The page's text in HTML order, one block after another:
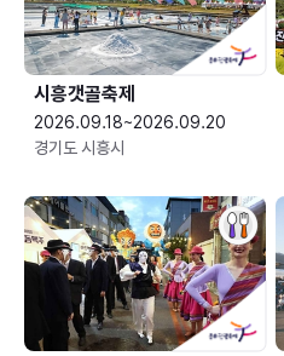
시흥갯골축제
2026.09.18~2026.09.20
경기도 시흥시